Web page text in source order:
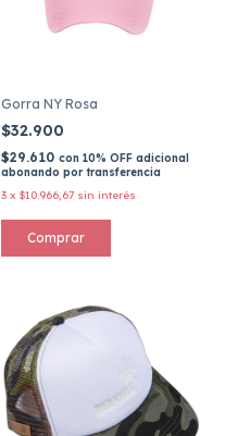
Gorra NY Rosa
$32.900
$29.610 con 10% OFF adicional
abonando por transferencia
3 x $10.966,67 sin interés
Comprar